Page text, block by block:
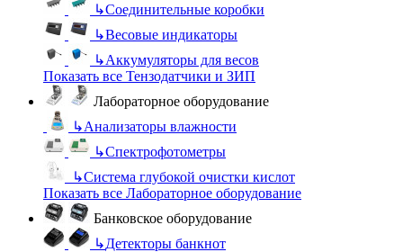
↳Соединительные коробки
↳Весовые индикаторы
↳Аккумуляторы для весов
Показать все Тензодатчики и ЗИП
Лабораторное оборудование
↳Анализаторы влажности
↳Спектрофотометры
↳Система глубокой очистки кислот
Показать все Лабораторное оборудование
Банковское оборудование
↳Детекторы банкнот